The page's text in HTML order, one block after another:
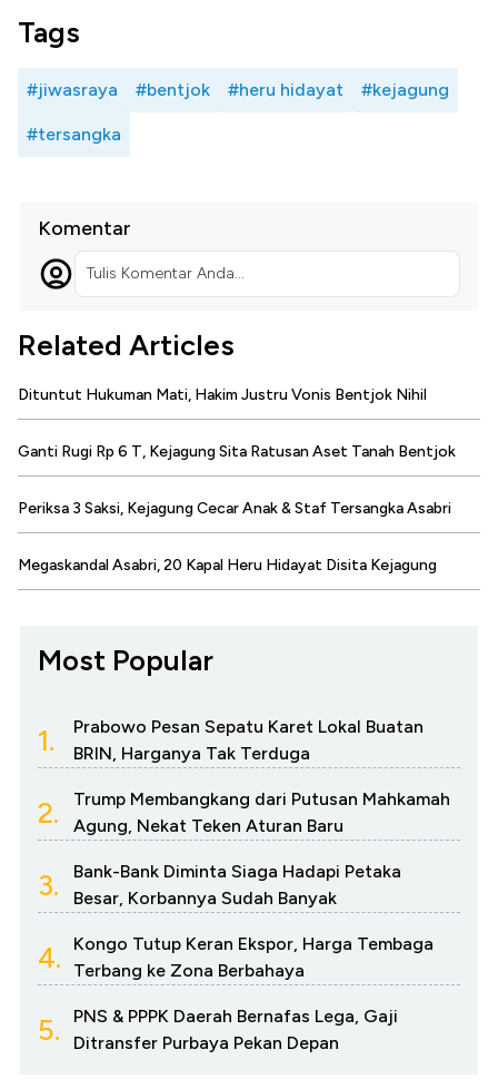
Tags
#jiwasraya #bentjok #heru hidayat #kejagung
#tersangka
Komentar
Tulis Komentar Anda...
Related Articles
Dituntut Hukuman Mati, Hakim Justru Vonis Bentjok Nihil
Ganti Rugi Rp 6 T, Kejagung Sita Ratusan Aset Tanah Bentjok
Periksa 3 Saksi, Kejagung Cecar Anak & Staf Tersangka Asabri
Megaskandal Asabri, 20 Kapal Heru Hidayat Disita Kejagung
Most Popular
1.
Prabowo Pesan Sepatu Karet Lokal Buatan
BRIN, Harganya Tak Terduga
2.
Trump Membangkang dari Putusan Mahkamah
Agung, Nekat Teken Aturan Baru
3.
Bank-Bank Diminta Siaga Hadapi Petaka
Besar, Korbannya Sudah Banyak
4.
Kongo Tutup Keran Ekspor, Harga Tembaga
Terbang ke Zona Berbahaya
5.
PNS & PPPK Daerah Bernafas Lega, Gaji
Ditransfer Purbaya Pekan Depan